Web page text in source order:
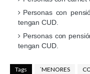
Personas con
tengan CUD.
Personas con
tengan CUD.
Tags ´MENORES